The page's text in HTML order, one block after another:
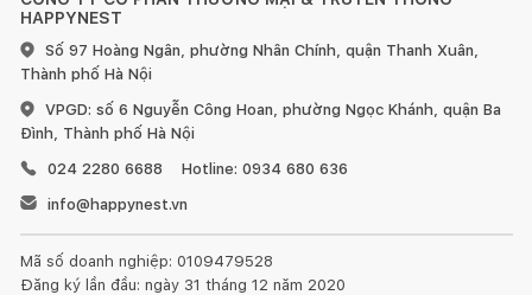
Mỗi sản phẩm Inochi đều được thiết kế tỉ mỉ trên các nguyên
tắc thẩm mỹ và công năng sử dụng của người Nhật, đảm bảo
sự thông minh, tiện ích, thân thiện với môi trường và an toàn
HAPPYNEST
Số 97 Hoàng Ngân, phường Nhân Chính, quận Thanh Xuân,
Thành phố Hà Nội
VPGD: số 6 Nguyễn Công Hoan, phường Ngọc Khánh, quận Ba
Đình, Thành phố Hà Nội
024 2280 6688
Hotline: 0934 680 636
info@happynest.vn
Mã số doanh nghiệp: 0109479528
Đăng ký lần đầu: ngày 31 tháng 12 năm 2020